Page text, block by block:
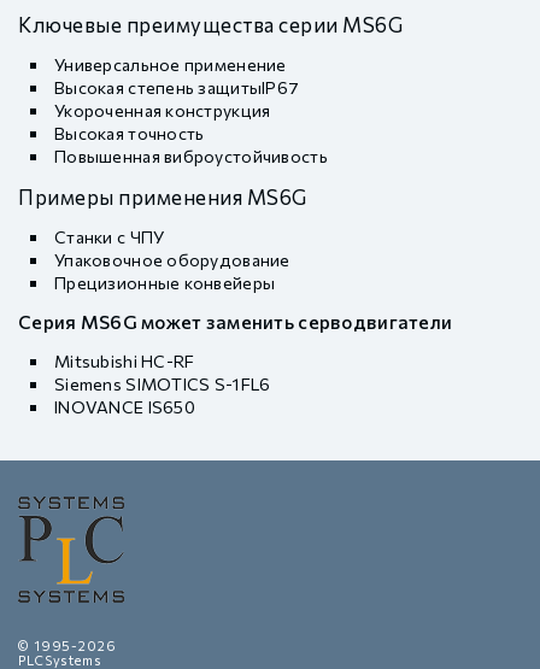
Ключевые преимущества серии MS6G
Универсальное применение
Высокая степень защитыIP67
Укороченная конструкция
Высокая точность
Повышенная виброустойчивость
Примеры применения MS6G
Станки с ЧПУ
Упаковочное оборудование
Прецизионные конвейеры
Серия MS6G может заменить серводвигатели
Mitsubishi HC-RF
Siemens SIMOTICS S-1FL6
INOVANCE IS650
© 1995-2026
PLCSystems